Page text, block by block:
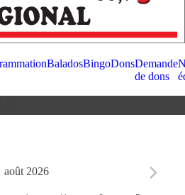
BaladosBingoDonsDemande
de dons
août 2026